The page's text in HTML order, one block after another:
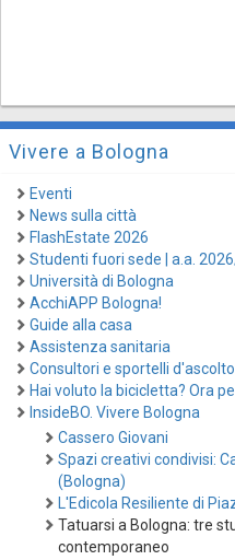
Vivere a Bologna
Eventi
News sulla città
FlashEstate 2026
Studenti fuori sede | a.a.
Università di Bologna
AcchiAPP Bologna!
Guide alla casa
Assistenza sanitaria
Consultori e sportelli d'ascolto
Hai voluto la bicicletta? Ora
InsideBO. Vivere Bologna
Cassero Giovani
Spazi creativi condivisi:
(Bologna)
L'Edicola Resiliente di
Tatuarsi a Bologna: tre
contemporaneo